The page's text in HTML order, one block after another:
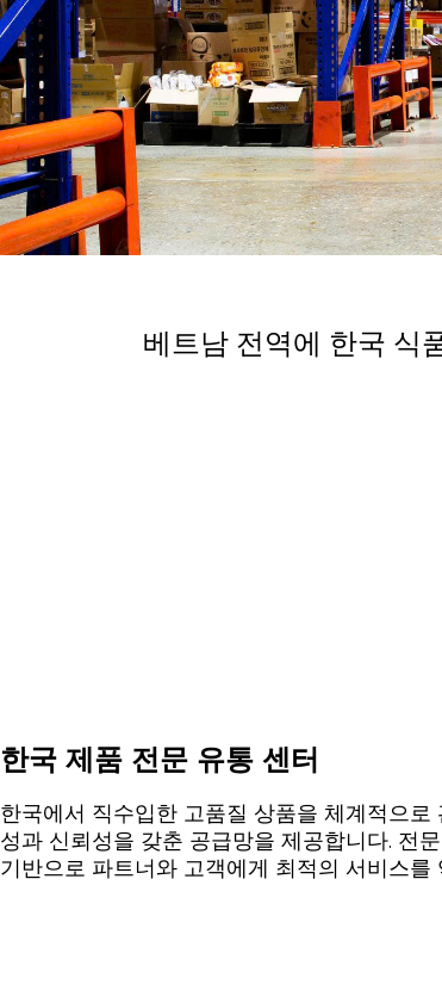
베트남 전역에 한국 식
한국 제품 전문 유통 센터
한국에서 직수입한 고품질 상품을 체계적으로
성과 신뢰성을 갖춘 공급망을 제공합니다. 전
기반으로 파트너와 고객에게 최적의 서비스를